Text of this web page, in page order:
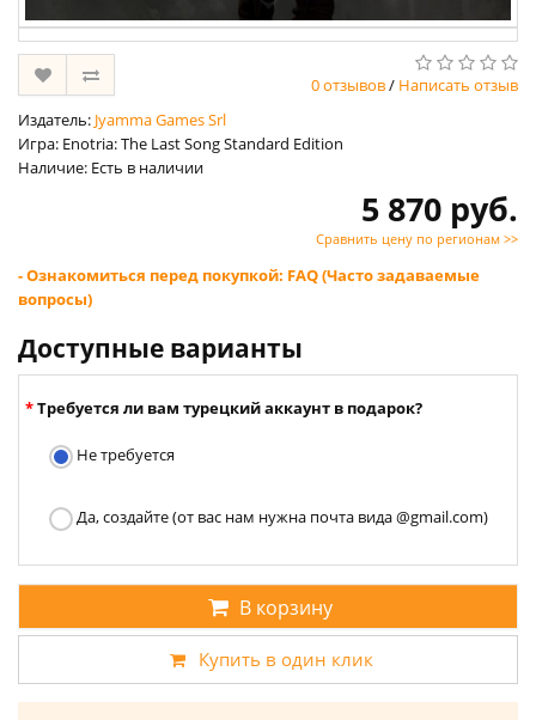
0 отзывов/ Написать отзыв
Издатель: Jyamma Games Srl
Игра: Enotria: The Last Song Standard Edition
Наличие: Есть в наличии
5 870 руб.
Сравнить цену по регионам >>
- Ознакомиться перед покупкой: FAQ (Часто задаваемые
вопросы)
Доступные варианты
Требуется ли вам турецкий аккаунт в подарок?
Не требуется
Да, создайте (от вас нам нужна почта вида @gmail.com)
В корзину
Купить в один клик